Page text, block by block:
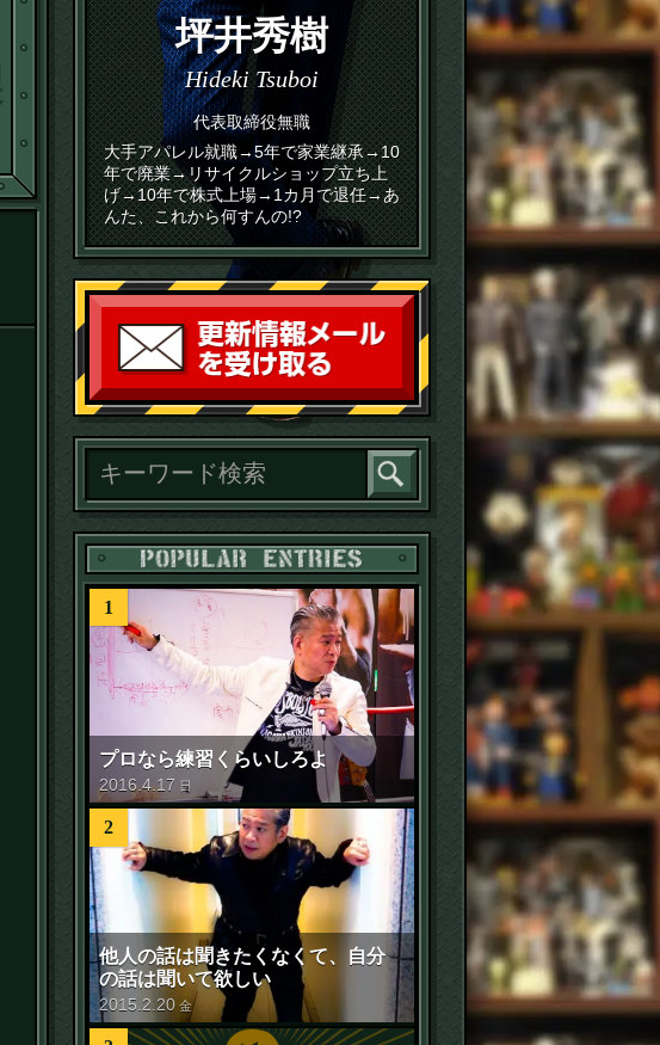
坪井秀樹
Hideki Tsuboi
代表取締役無職
大手アパレル就職→5年で家業継承→10
年で廃業→リサイクルショップ立ち上
げ→10年で株式上場→1カ月で退任→あ
んた、これから何すんの!?
読者登録
POPULAR ENTRIES
1
プロなら練習くらいしろよ
2016 .4.17 日
2
他人の話は聞きたくなくて、自分
の話は聞いて欲しい
2015 2 20 金